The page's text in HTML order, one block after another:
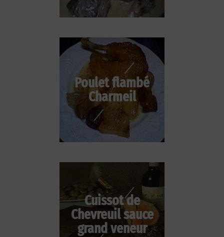
Poulet flambé
Charmeil
Cuissot de
Chevreuil sauce
grand veneur